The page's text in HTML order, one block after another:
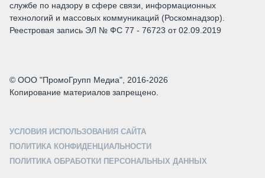
службе по надзору в сфере связи, информационных
технологий и массовых коммуникаций (Роскомнадзор).
Реестровая запись ЭЛ № ФС 77 - 76723 от 02.09.2019
© ООО "ПромоГрупп Медиа", 2016-2026
Копирование материалов запрещено.
УСЛОВИЯ ИСПОЛЬЗОВАНИЯ САЙТА
ПОЛИТИКА КОНФИДЕНЦИАЛЬНОСТИ
ПОЛИТИКА ОБРАБОТКИ ПЕРСОНАЛЬНЫХ ДАННЫХ